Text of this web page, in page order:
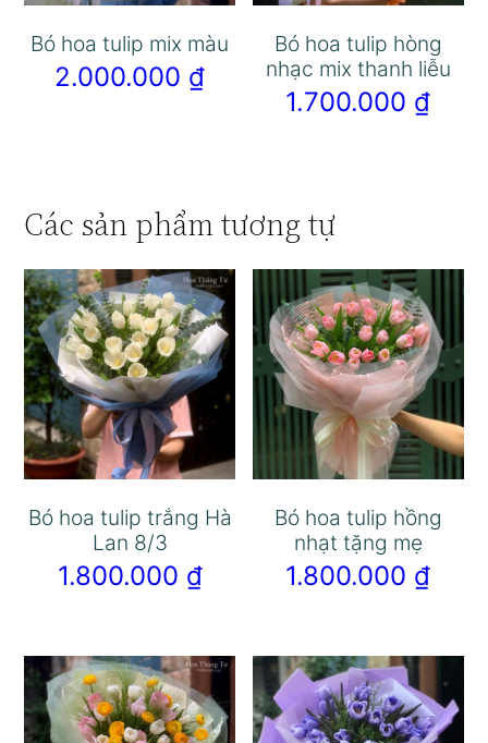
Bó hoa tulip mix màu
2.000.000 ₫
Bó hoa tulip hòng
nhạc mix thanh liễu
1.700.000 ₫
Các sản phẩm tương tự
Bó hoa tulip trắng Hà
Lan 8/3
1.800.000 ₫
Bó hoa tulip hồng
nhạt tặng mẹ
1.800.000 ₫